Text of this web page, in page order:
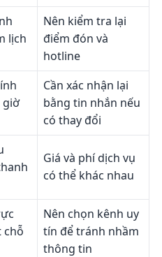
lịch
Nên kiểm tra lại
điểm đón và
hotline
giờ
Cần xác nhận lại
bằng tin nhắn nếu
có thay đổi
Giá và phí dịch vụ
có thể khác nhau
chỗ
Nên chọn kênh uy
tín để tránh nhầm
thông tin